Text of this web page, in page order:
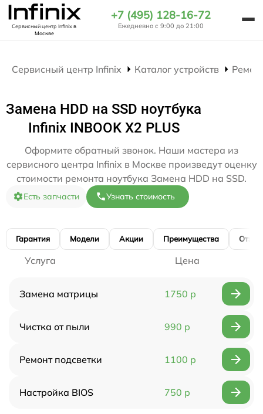
Сервисный центр Infinixв
Москве
+7 (495) 128-16-72
Ежедневно с 9:00 до 21:00
Сервисный центр Infinix Каталог устройств
Замена HDD на SSD ноутбука
Infinix INBOOK X2 PLUS
Оформите обратный звонок. Наши мастера из
сервисного центра Infinix в Москве произведут оценку
стоимости ремонта ноутбука Замена HDD на SSD.
Есть запчасти Узнать стоимость
Гарантия Модели Акции Преимущества
Услуга Цена
Замена матрицы 1750 р
Чистка от пыли 990 р
Ремонт подсветки 1100 р
Настройка BIOS 750 р